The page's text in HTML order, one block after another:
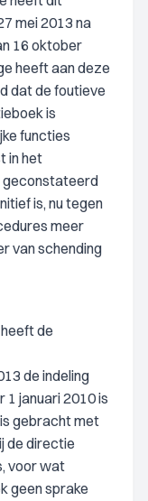
mei 2013 na
16 oktober
heeft aan deze
dat de foutieve
is
functies
in het
geconstateerd
is, nu tegen
meer
van schending
de
de indeling
1 januari 2010 is
gebracht met
de directie
voor wat
geen sprake